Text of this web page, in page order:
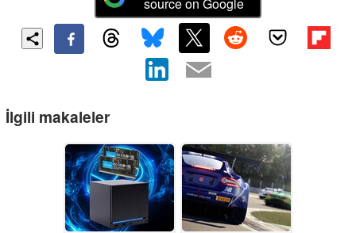
İlgili makaleler